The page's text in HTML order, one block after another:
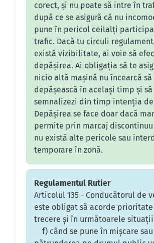
corect, și nu poate să intre în
după ce se asigură că nu
pune în pericol ceilalți
trafic. Dacă tu circuli
există vizibilitate, ai voie să
depășirea. Ai obligația să te
nicio altă mașină nu încearcă să
depășească în același timp și să
semnalizezi din timp intenția
Depășirea se face doar dacă
permite prin marcaj discontinuu
nu există alte pericole sau
temporare în zonă.
Regulamentul Rutier
Articolul 135 - Conducătorul de
este obligat să acorde
trecere şi în următoarele
f) când se pune în mişcare